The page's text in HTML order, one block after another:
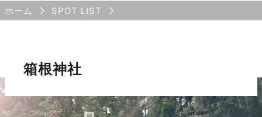
Breadcrumb
ホーム SPOT LIST
箱根神社